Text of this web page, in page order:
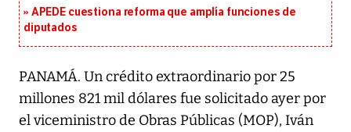
APEDE cuestiona reforma que amplía funciones de
diputados
PANAMÁ. Un crédito extraordinario por 25
millones 821 mil dólares fue solicitado ayer por
el viceministro de Obras Públicas (MOP), Iván